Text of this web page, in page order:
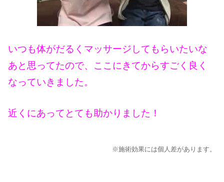
いつも体がだるくマッサージしてもらいたいな
あと思ってたので、ここにきてからすごく良く
なっていきました。
近くにあってとても助かりました！
※施術効果には個人差があります。